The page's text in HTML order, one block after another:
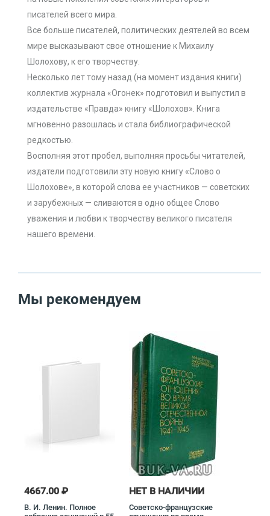
писателей всего мира.
Все больше писателей, политических деятелей во всем
мире высказывают свое отношение к Михаилу
Шолохову, к его творчеству.
Несколько лет тому назад (на момент издания книги)
коллектив журнала «Огонек» подготовил и выпустил в
издательстве «Правда» книгу «Шолохов». Книга
мгновенно разошлась и стала библиографической
редкостью.
Восполняя этот пробел, выполняя просьбы читателей,
издатели подготовили эту новую книгу «Слово о
Шолохове», в которой слова ее участников — советских
и зарубежных — сливаются в одно общее Слово
уважения и любви к творчеству великого писателя
нашего времени.
Мы рекомендуем
4667.00 ₽
В. И. Ленин. Полное
НЕТ В НАЛИЧИИ
Советско-французские